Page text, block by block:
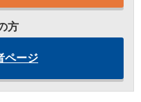
方
ページ